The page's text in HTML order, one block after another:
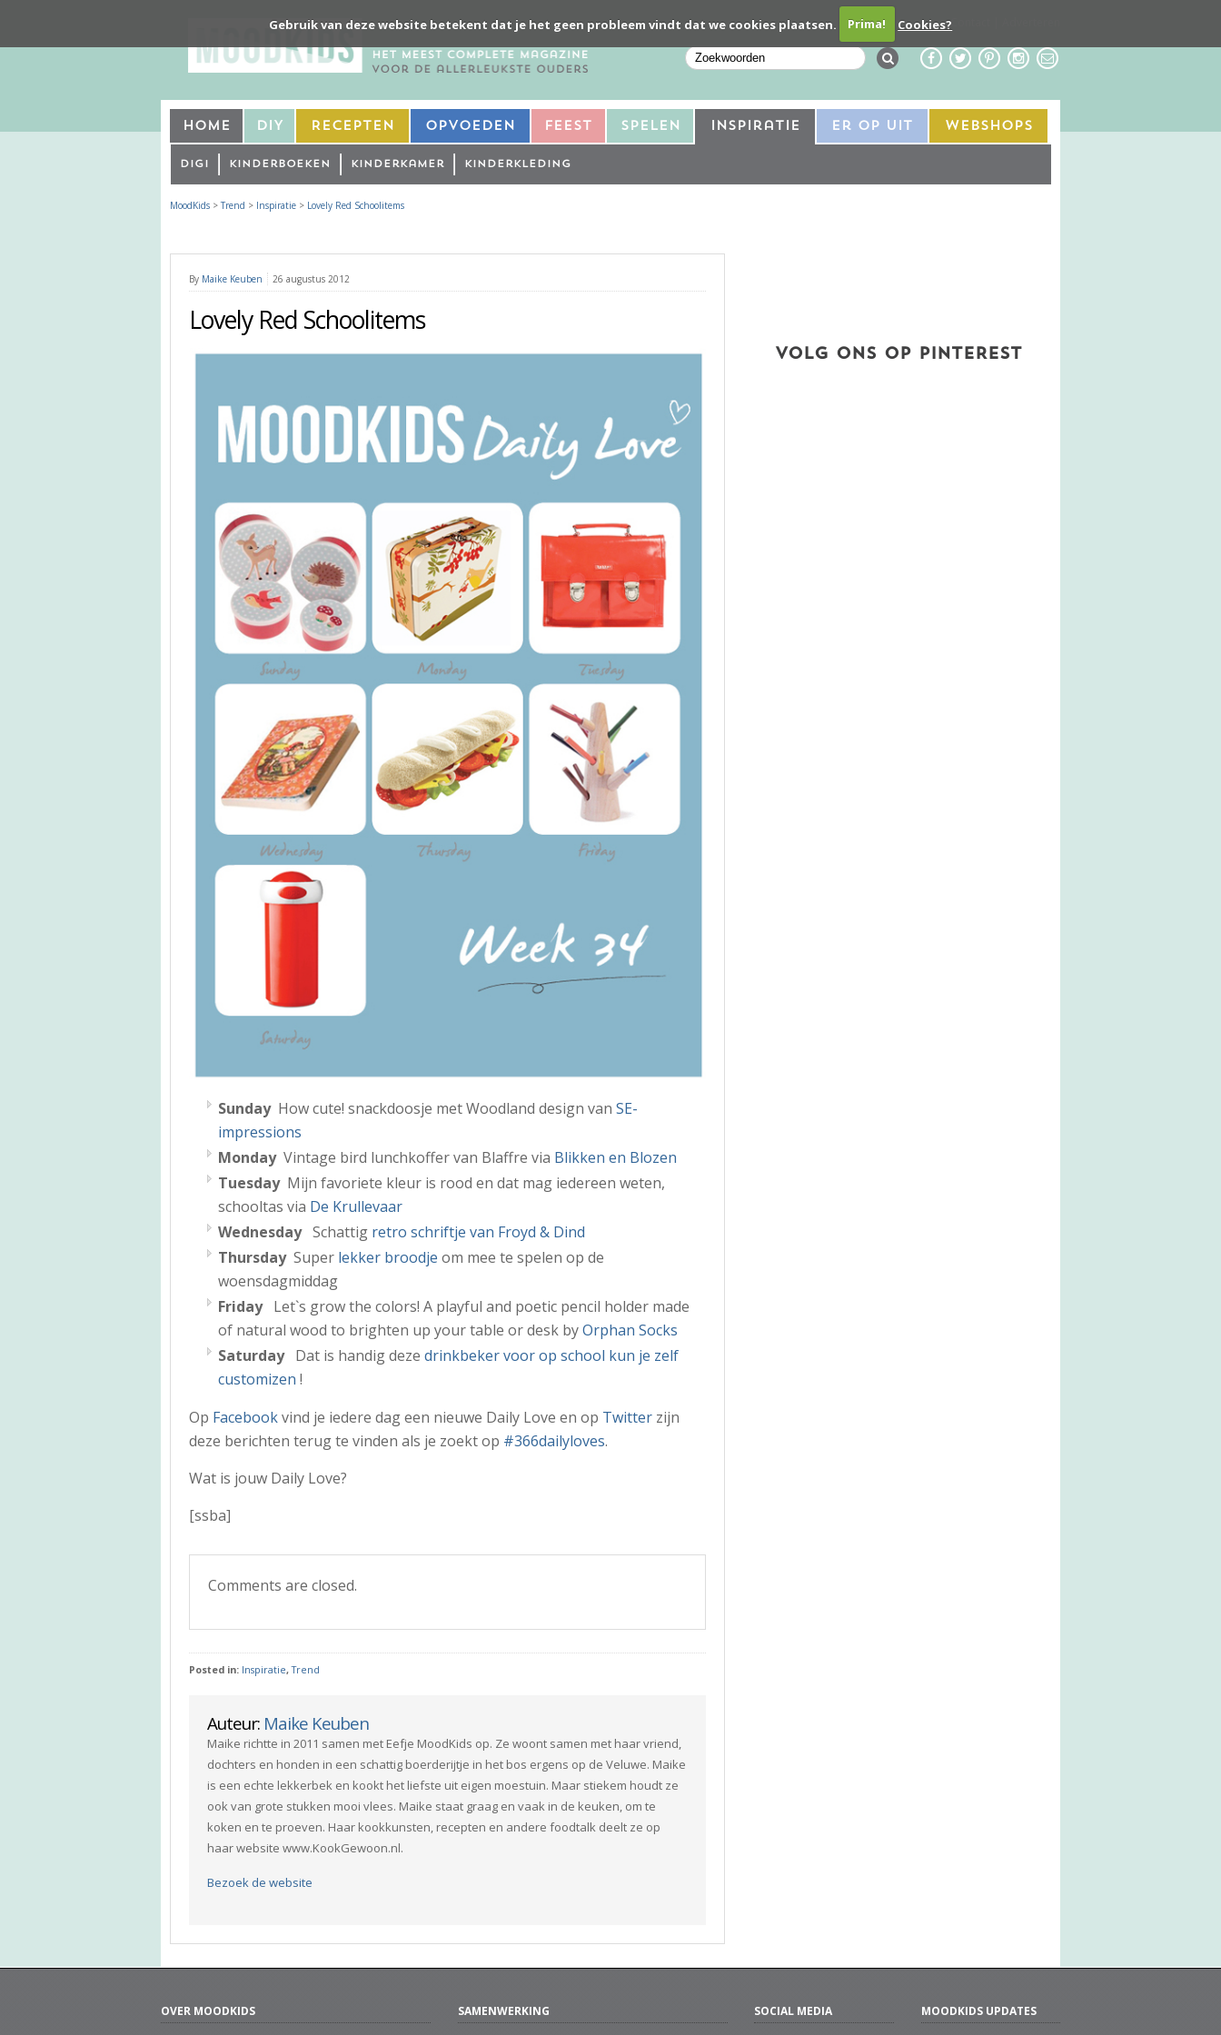
Gebruik van deze website betekent dat je het geen probleem vindt dat we cookies plaatsen. Prima! Cookies?Contact
Home DIY Recepten Opvoeden Feest Spelen Inspiratie Er Op Uit Webshops
Digi Kinderboeken Kinderkamer Kinderkleding
MoodKids >Trend > Inspiratie > Lovely Red Schoolitems
By Maike Keuben 26 augustus 2012
Lovely Red Schoolitems
SundayHow cute! snackdoosje met Woodland design van SE-
impressions
MondayVintage bird lunchkoffer van Blaffre via Blikken en Blozen
Tuesday Mijn favoriete kleur is rood en dat mag iedereen weten,
schooltas via De Krullevaar
WednesdaySchattig retro schriftje van Froyd & Dind
Thursday Super lekker broodje om mee te spelen op de
woensdagmiddag
Friday Let`s grow the colors! A playful and poetic pencil holder made
of natural wood to brighten up your table or desk byOrphan Socks
Saturday Dat is handig deze drinkbeker voor op school kun je zelf
customizen !
Op Facebookvind je iedere dag een nieuwe Daily Love en op Twitter zijn
deze berichten terug te vinden als je zoekt op #366dailyloves.
Wat is jouw Daily Love?
[ssba]
Comments are closed.
Posted in: Inspiratie,Trend
Auteur: Maike Keuben
Maike richtte in 2011 samen met Eefje MoodKids op. Ze woont samen met haar vriend,
dochters en honden in een schattig boerderijtje in het bos ergens op de Veluwe. Maike
is een echte lekkerbek en kookt het liefste uit eigen moestuin. Maar stiekem houdt ze
ook van grote stukken mooi vlees. Maike staat graag en vaak in de keuken, om te
koken en te proeven. Haar kookkunsten, recepten en andere foodtalk deelt ze op
haar website www.KookGewoon.nl.
Bezoek de website
VOLG ONS OP PINTEREST
OVER MOODKIDS SAMENWERKING SOCIAL MEDIA MOODKIDS UPDATES